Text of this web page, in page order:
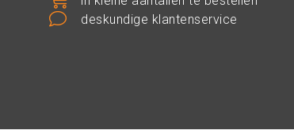
deskundige klantenservice